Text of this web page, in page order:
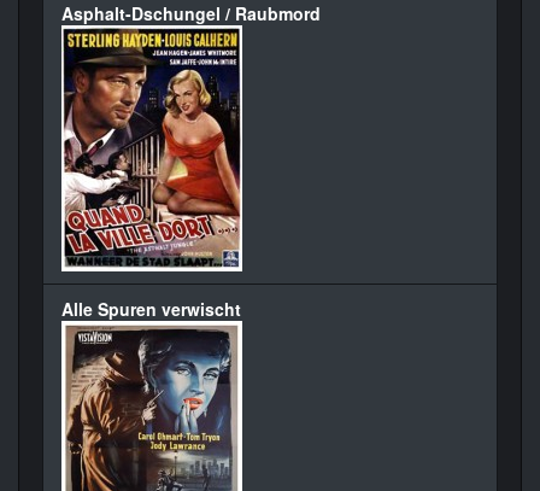
Asphalt-Dschungel / Raubmord
Alle Spuren verwischt